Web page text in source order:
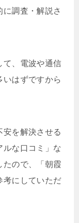
調査・解説さ
て、電波や通信
はずですから
安を解決させる
ルな口コミ」な
たので、「朝霞
考にしていただ